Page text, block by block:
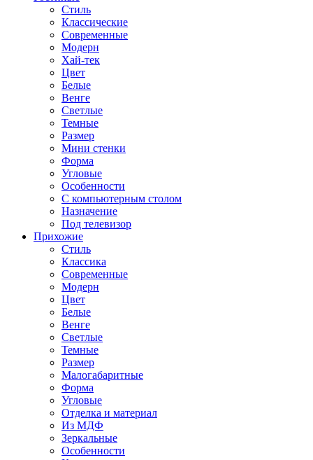
Стиль
Классические
Современные
Модерн
Хай-тек
Цвет
Белые
Венге
Светлые
Темные
Размер
Мини стенки
Форма
Угловые
Особенности
С компьютерным столом
Назначение
Под телевизор
Прихожие
Стиль
Классика
Современные
Модерн
Цвет
Белые
Венге
Светлые
Темные
Размер
Малогабаритные
Форма
Угловые
Отделка и материал
Из МДФ
Зеркальные
Особенности